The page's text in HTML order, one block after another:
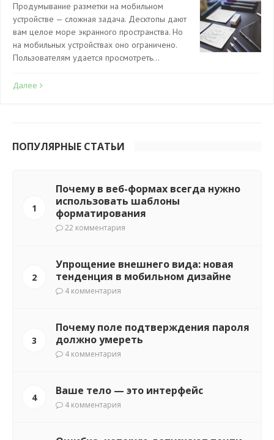
Продумывание разметки на мобильном
устройстве — сложная задача. Десктопы дают
вам целое море экранного пространства. Но
на мобильных устройствах оно ограничено.
Пользователям удается просмотреть…
Далее
ПОПУЛЯРНЫЕ СТАТЬИ
1
Почему в веб-формах всегда нужно
использовать шаблоны
форматирования
22 комментария
2
Упрощение внешнего вида: новая
тенденция в мобильном дизайне
4 комментария
3
Почему поле подтверждения пароля
должно умереть
4 комментария
4
Ваше тело — это интерфейс
4 комментария